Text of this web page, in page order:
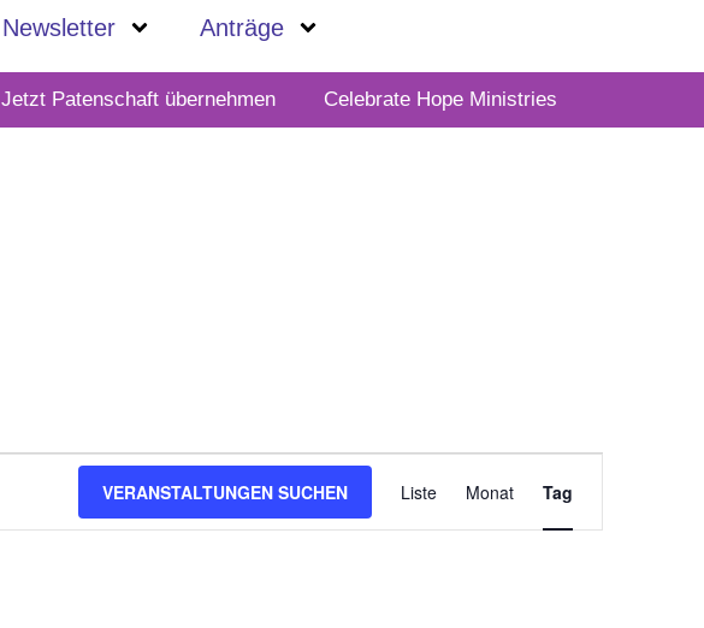
Newsletter Anträge
Jetzt Patenschaft übernehmen Celebrate Hope Ministries
VERANSTALTUNGEN SUCHEN Ansichten-
Navigation
Liste Monat Tag